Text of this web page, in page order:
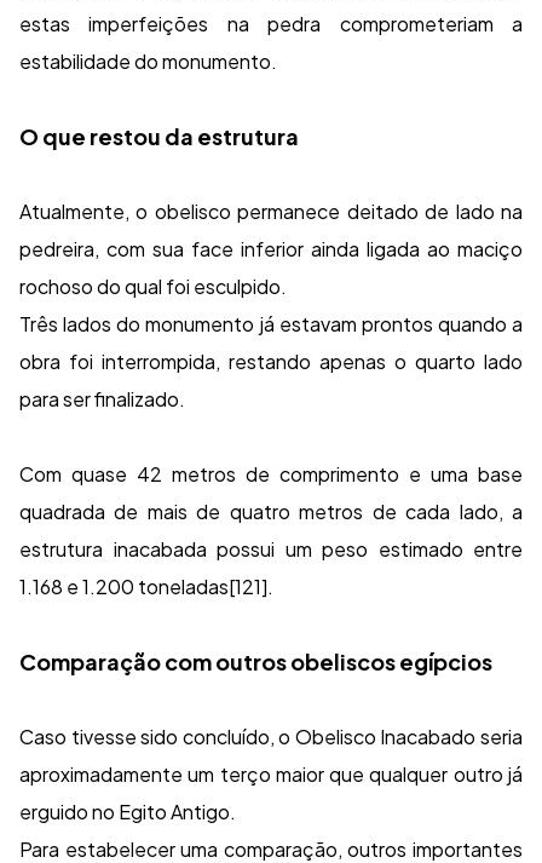
estas imperfeições na pedra comprometeriam a
estabilidade do monumento.
O que restou da estrutura
Atualmente, o obelisco permanece deitado de lado na
pedreira, com sua face inferior ainda ligada ao maciço
rochoso do qual foi esculpido.
Três lados do monumento já estavam prontos quando a
obra foi interrompida, restando apenas o quarto lado
para ser finalizado.
Com quase 42 metros de comprimento e uma base
quadrada de mais de quatro metros de cada lado, a
estrutura inacabada possui um peso estimado entre
1.168 e 1.200 toneladas[121].
Comparação com outros obeliscos egípcios
Caso tivesse sido concluído, o Obelisco Inacabado seria
aproximadamente um terço maior que qualquer outro já
erguido no Egito Antigo.
Para estabelecer uma comparação, outros importantes